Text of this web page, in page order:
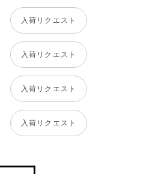
入荷リクエスト
入荷リクエスト
入荷リクエスト
入荷リクエスト